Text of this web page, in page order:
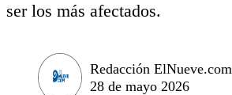
ser los más afectados.
Redacción ElNueve.com
28 de mayo 2026